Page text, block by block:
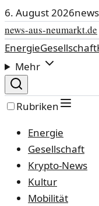
6. August 2026
news-aus-neumarkt.de
EnergieGesellschaft
Mehr
Rubriken
Energie
Gesellschaft
Krypto-News
Kultur
Mobilität